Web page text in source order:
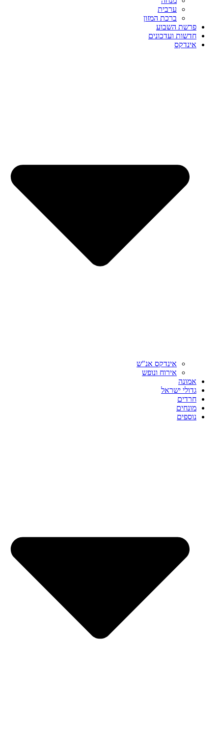
ערבית
ברכת המזון
פרשת השבוע
חדשות ועדכונים
אינדקס
אינדקס אנ"ש
אירוח ונופש
אמונה
גדולי ישראל
חרדים
מונחים
נוספים